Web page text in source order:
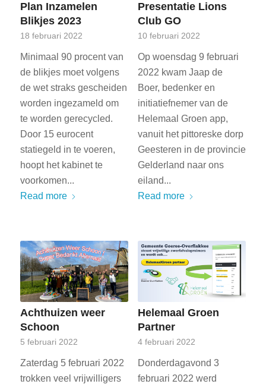
Plan Inzamelen
Blikjes 2023
18 februari 2022
Minimaal 90 procent van
de blikjes moet volgens
de wet straks gescheiden
worden ingezameld om
te worden gerecycled.
Door 15 eurocent
statiegeld in te voeren,
hoopt het kabinet te
voorkomen...
Read more
Presentatie Lions
Club GO
10 februari 2022
Op woensdag 9 februari
2022 kwam Jaap de
Boer, bedenker en
initiatiefnemer van de
Helemaal Groen app,
vanuit het pittoreske dorp
Geesteren in de provincie
Gelderland naar ons
eiland...
Read more
Achthuizen weer
Schoon
5 februari 2022
Zaterdag 5 februari 2022
trokken veel vrijwilligers
Helemaal Groen
Partner
4 februari 2022
Donderdagavond 3
februari 2022 werd